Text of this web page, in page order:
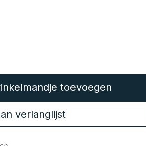
toevoegen
verlanglijst